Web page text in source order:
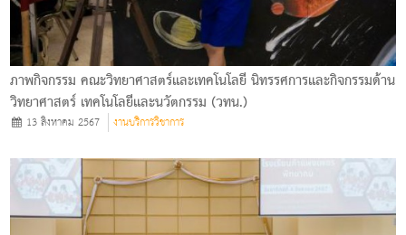
ภาพกิจกรรม คณะวิทยาศาสตร์และเทคโนโลยี นิทรรศการและกิจกรรมด้าน
วิทยาศาสตร์ เทคโนโลยีและนวัตกรรม (วทน.)
13 สิงหาคม 2567 งานบริการวิชาการ